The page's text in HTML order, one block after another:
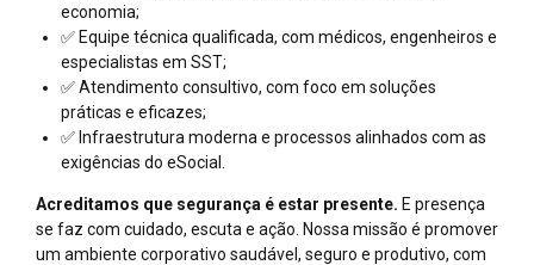
economia;
✅ Equipe técnica qualificada, com médicos, engenheiros e
especialistas em SST;
✅ Atendimento consultivo, com foco em soluções
práticas e eficazes;
✅ Infraestrutura moderna e processos alinhados com as
exigências do eSocial.
Acreditamos que segurança é estar presente. E presença
se faz com cuidado, escuta e ação. Nossa missão é promover
um ambiente corporativo saudável, seguro e produtivo, com